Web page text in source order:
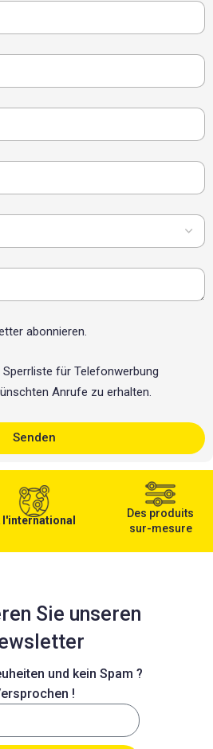
abonnieren.
für Telefonwerbung
Anrufe zu erhalten.
Senden
l'international
Des produits
sur-mesure
Sie unseren
und kein Spam ?
!